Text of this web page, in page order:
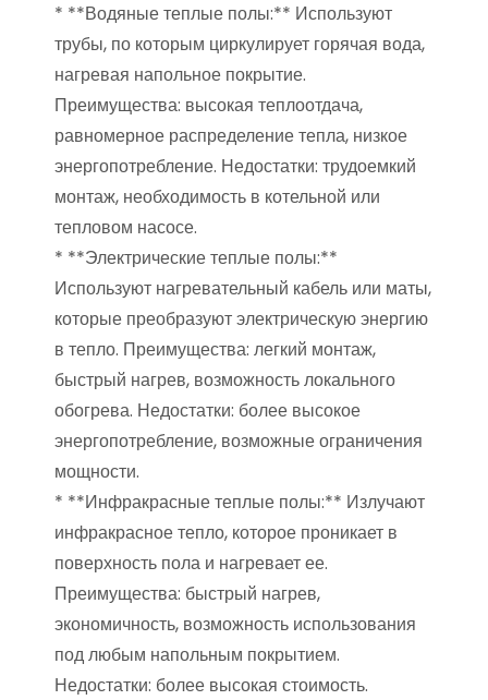
* **Водяные теплые полы:** Используют
трубы, по которым циркулирует горячая вода,
нагревая напольное покрытие.
Преимущества: высокая теплоотдача,
равномерное распределение тепла, низкое
энергопотребление. Недостатки: трудоемкий
монтаж, необходимость в котельной или
тепловом насосе.
* **Электрические теплые полы:**
Используют нагревательный кабель или маты,
которые преобразуют электрическую энергию
в тепло. Преимущества: легкий монтаж,
быстрый нагрев, возможность локального
обогрева. Недостатки: более высокое
энергопотребление, возможные ограничения
мощности.
* **Инфракрасные теплые полы:** Излучают
инфракрасное тепло, которое проникает в
поверхность пола и нагревает ее.
Преимущества: быстрый нагрев,
экономичность, возможность использования
под любым напольным покрытием.
Недостатки: более высокая стоимость.